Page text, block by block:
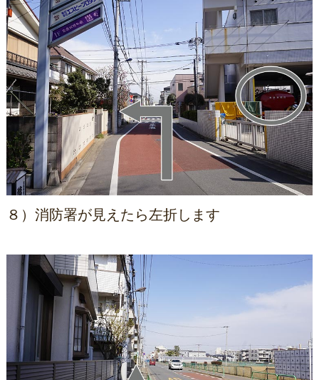
８）消防署が見えたら左折します